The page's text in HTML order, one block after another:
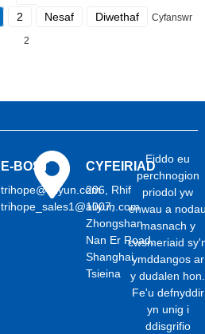
2 Nesaf Diwethaf Cyfanswm
2
E-BOST
trihope@aliyun.com
trihope_sales1@aliyun.com
CYFEIRIAD
206, Rhif
1007,
Zhongshan
Nan Er Road,
Shanghai,
Tsieina
Eiddo eu
perchnogion
priodol yw
enwau a
masnach y
cwsmeriaid
ymddangos ar
y dudalen hon.
Fe'u defnyddir
yn unig i
ddisgrifio